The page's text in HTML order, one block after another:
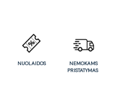
NUOLAIDOS
NEMOKAMS
PRISTATYMAS